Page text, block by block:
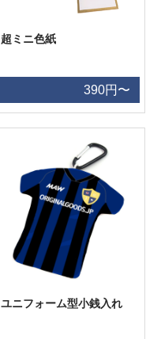
超ミニ色紙
390円〜
ユニフォーム型小銭入れ